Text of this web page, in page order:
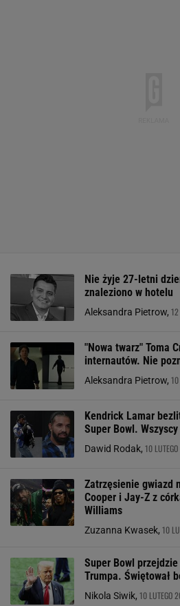
Nie żyje 27-letni
znaleziono w hotelu
Aleksandra Pietrow,
"Nowa twarz" Toma
internautów. Nie
Aleksandra Pietrow,
Kendrick Lamar
Super Bowl.
Dawid Rodak, 10
Zatrzęsienie gwiazd
Cooper i Jay-Z z
Williams
Zuzanna Kwasek, 10
Super Bowl
Trumpa. Świętował
Nikola Siwik, 10 LUTEGO